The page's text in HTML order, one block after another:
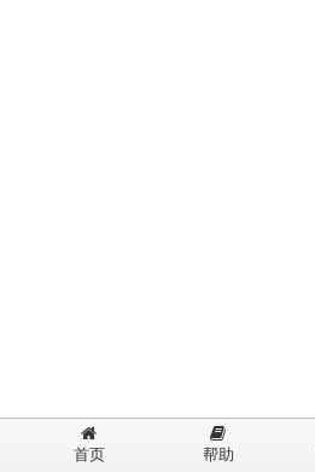
首页 帮助